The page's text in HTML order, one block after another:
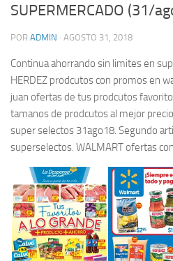
SUPERMERCADO (31/
POR ADMIN · AGOSTO 31, 2018
Continua ahorrando sin limites en
HERDEZ prodcutos con promos en
juan ofertas de tus prodcutos
tamanos de prodcutos al mejor
super selectos 31ago18. Segundo
superselectos. WALMART ofertas